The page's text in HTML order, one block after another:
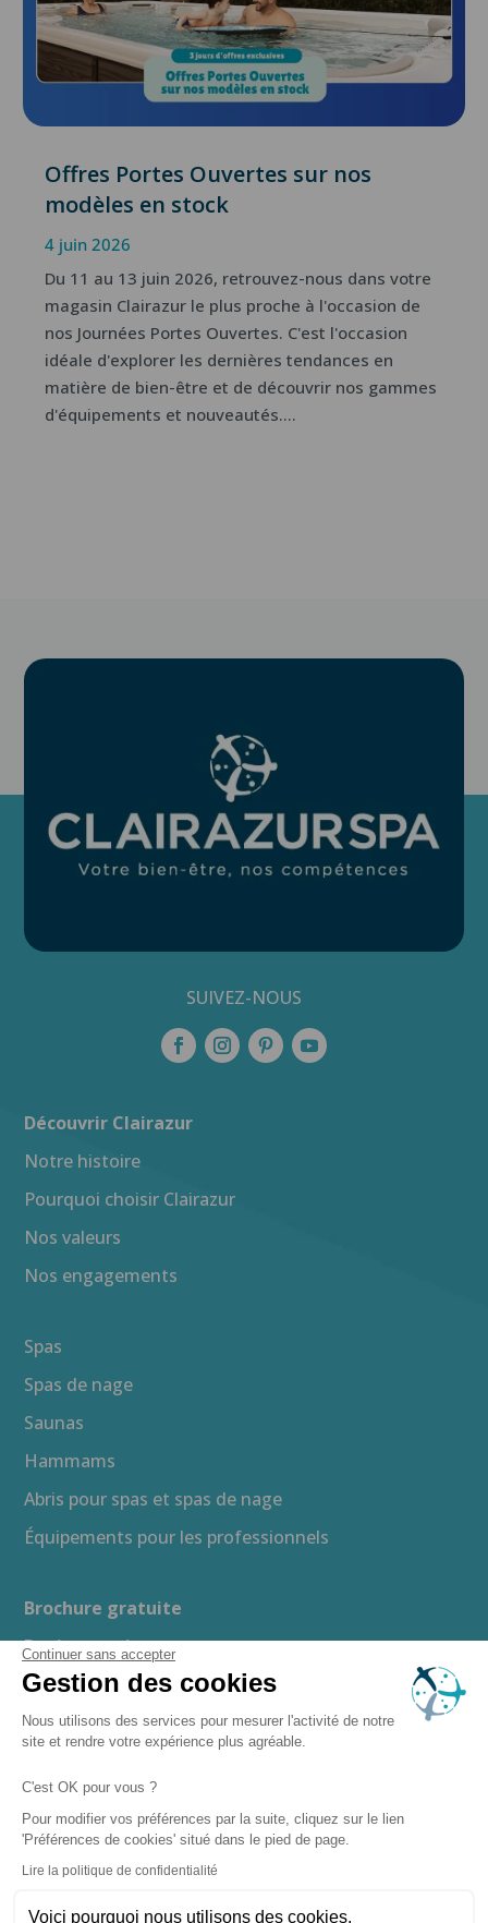
Continuer sans accepter
Gestion des cookies
Nous utilisons des services pour mesurer l'activité de notre
site et rendre votre expérience plus agréable.
C'est OK pour vous ?
Pour modifier vos préférences par la suite, cliquez sur le lien
'Préférences de cookies' situé dans le pied de page.
Lire la politique de confidentialité
Voici pourquoi nous utilisons des cookies.
Offres Portes Ouvertes sur nos
modèles en stock
4 juin 2026
Du 11 au 13 juin 2026, retrouvez-nous dans votre
magasin Clairazur le plus proche à l'occasion de
nos Journées Portes Ouvertes. C'est l'occasion
idéale d'explorer les dernières tendances en
matière de bien-être et de découvrir nos gammes
d'équipements et nouveautés....
SUIVEZ-NOUS
Découvrir Clairazur
Notre histoire
Pourquoi choisir Clairazur
Nos valeurs
Nos engagements
Spas
Spas de nage
Saunas
Hammams
Abris pour spas et spas de nage
Équipements pour les professionnels
Brochure gratuite
Devis gratuit
Guide d’achat
Espace presse
Boutique en ligne